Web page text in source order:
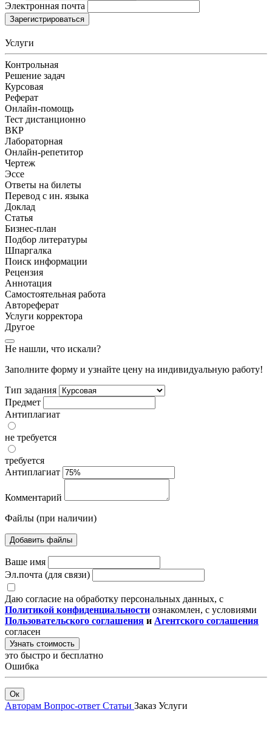
Электронная почта
Зарегистрироваться
Услуги
Контрольная
Решение задач
Курсовая
Реферат
Онлайн-помощь
Тест дистанционно
ВКР
Лабораторная
Онлайн-репетитор
Чертеж
Эссе
Ответы на билеты
Перевод с ин. языка
Доклад
Статья
Бизнес-план
Подбор литературы
Шпаргалка
Поиск информации
Рецензия
Аннотация
Самостоятельная работа
Автореферат
Услуги корректора
Другое
Не нашли, что искали?
Заполните форму и узнайте цену на индивидуальную работу!
Тип задания
Предмет
Антиплагиат
не требуется
требуется
Антиплагиат
Комментарий
Файлы (при наличии)
Добавить файлы
Ваше имя
Эл.почта (для связи)
Даю согласие на обработку персональных данных, с
Политикой конфиденциальности ознакомлен, с условиями
Пользовательского соглашения и Агентского соглашения
согласен
Узнать стоимость
это быстро и бесплатно
Ошибка
Ок
Авторам Вопрос-ответ Статьи Заказ Услуги